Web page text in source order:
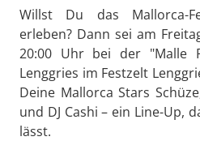
Willst Du das Mallorca-
erleben? Dann sei am
20:00 Uhr bei der "Malle
Lenggries im Festzelt
Deine Mallorca Stars
und DJ Cashi – ein Line-Up,
lässt.